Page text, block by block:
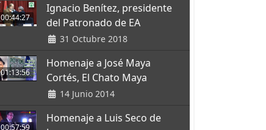
00:44:27
Ignacio Benítez, presidente
del Patronado de EA
31 Octubre 2018
01:13:56
Homenaje a José Maya
Cortés, El Chato Maya
14 Junio 2014
00:57:59
Homenaje a Luis Seco de